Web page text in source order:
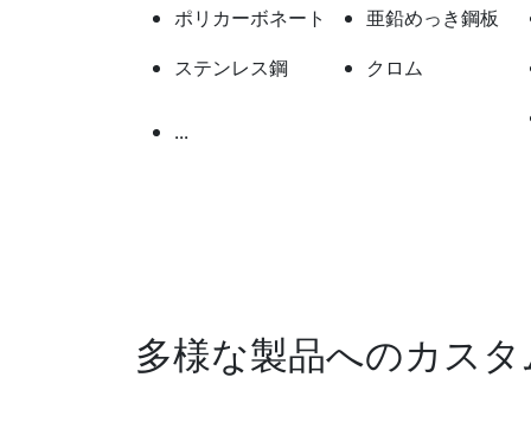
ポリカーボネート
亜鉛めっき鋼板
ステンレス鋼
クロム
...
多様な製品へのカス